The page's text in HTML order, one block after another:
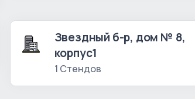
Звездный б-р, дом № 8,
корпус1
1 Стендов